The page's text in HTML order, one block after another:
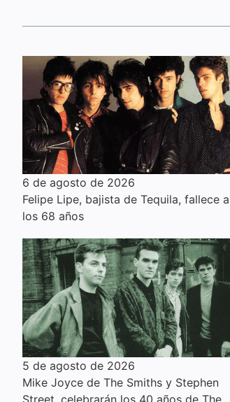
6 de agosto de 2026
Felipe Lipe, bajista de Tequila, fallece a
los 68 años
5 de agosto de 2026
Mike Joyce de The Smiths y Stephen
Street, celebrarán los 40 años de The